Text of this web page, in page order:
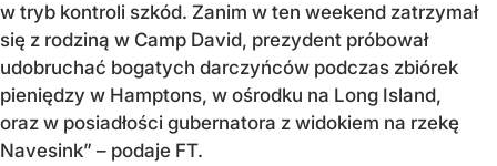
w tryb kontroli szkód. Zanim w ten weekend zatrzymał
się z rodziną w Camp David, prezydent próbował
udobruchać bogatych darczyńców podczas zbiórek
pieniędzy w Hamptons, w ośrodku na Long Island,
oraz w posiadłości gubernatora z widokiem na rzekę
Navesink” – podaje FT.